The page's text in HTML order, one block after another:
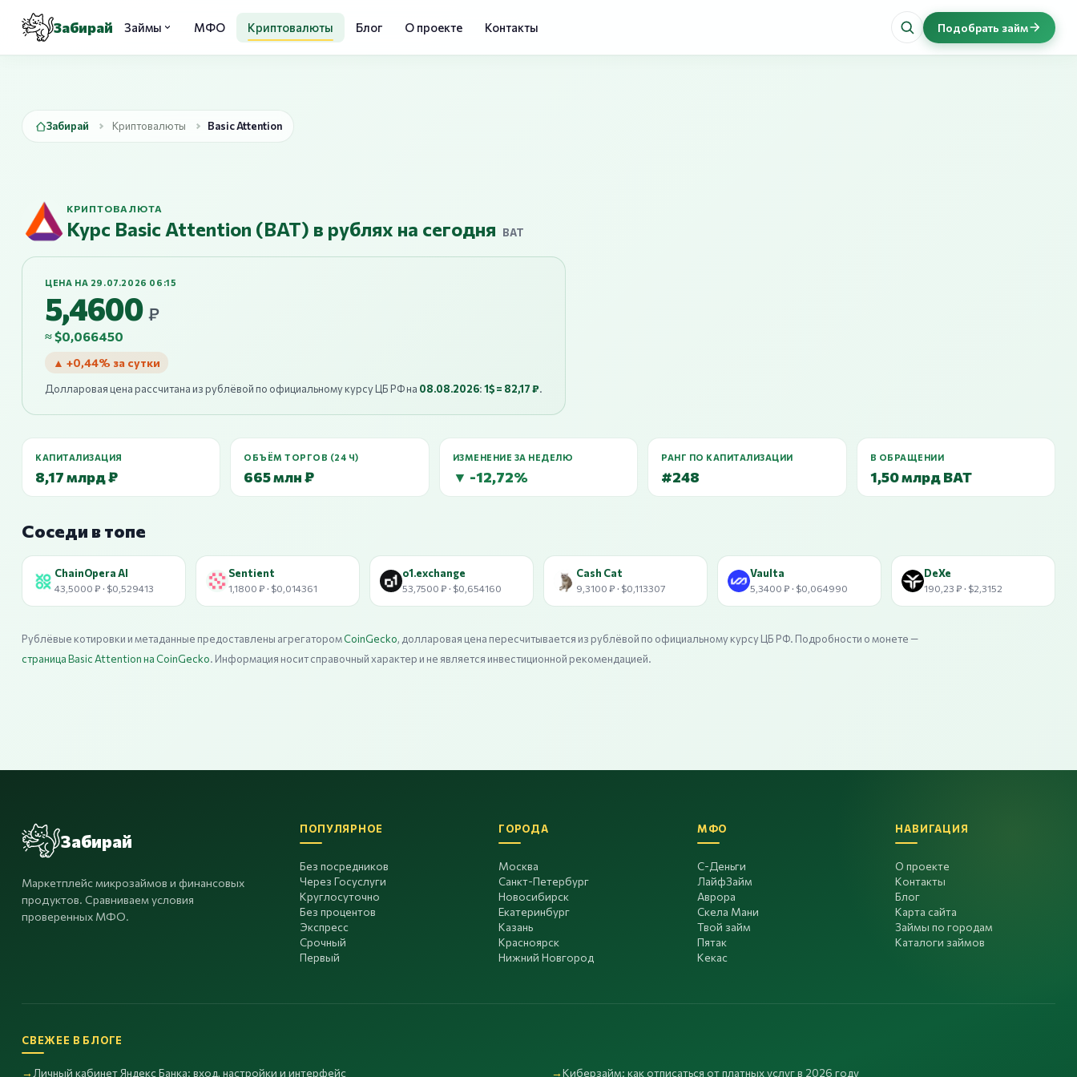
Забирай Займы МФО Криптовалюты Блог О проекте Контакты Подобрать займ
Забирай Криптовалюты Basic Attention
КРИПТОВАЛЮТА
Курс Basic Attention (BAT) в рублях на сегодня BAT
ЦЕНА НА 29.07.2026 06:15
5,4600 ₽
≈ $0,066450
▲ +0,44% за сутки
Долларовая цена рассчитана из рублёвой по официальному курсу ЦБ РФ на 08.08.2026:1$ = 82,17 ₽.
КАПИТАЛИЗАЦИЯ
8,17 млрд ₽
ОБЪЁМ ТОРГОВ (24 Ч)
665 млн ₽
ИЗМЕНЕНИЕ ЗА НЕДЕЛЮ
▼ -12,72%
РАНГ ПО КАПИТАЛИЗАЦИИ
#248
В ОБРАЩЕНИИ
1,50 млрд BAT
Соседи в топе
ChainOpera AI
43,5000 ₽ · $0,529413
Sentient
1,1800 ₽ · $0,014361
o1.exchange
53,7500 ₽ · $0,654160
Cash Cat
9,3100 ₽ · $0,113307
Vaulta
5,3400 ₽ · $0,064990
DeXe
190,23 ₽ · $2,3152
Рублёвые котировки и метаданные предоставлены агрегаторомCoinGecko, долларовая цена пересчитывается из рублёвой по официальному курсу ЦБ РФ. Подробности о монете —
страница Basic Attention на CoinGecko. Информация носит справочный характер и не является инвестиционной рекомендацией.
Забирай
Маркетплейс микрозаймов и финансовых
продуктов. Сравниваем условия
проверенных МФО.
ПОПУЛЯРНОЕ
Без посредников
Через Госуслуги
Круглосуточно
Без процентов
Экспресс
Срочный
Первый
ГОРОДА
Москва
Санкт-Петербург
Новосибирск
Екатеринбург
Казань
Красноярск
Нижний Новгород
МФО
С-Деньги
ЛайфЗайм
Аврора
Скела Мани
Твой займ
Пятак
Кекас
НАВИГАЦИЯ
О проекте
Контакты
Блог
Карта сайта
Займы по городам
Каталоги займов
СВЕЖЕЕ В БЛОГЕ
Личный кабинет Яндекс Банка: вход, настройки и интерфейс Киберзайм: как отписаться от платных услуг в 2026 году